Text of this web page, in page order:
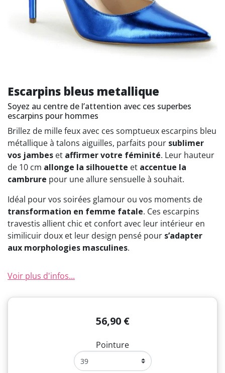
Escarpins bleus metallique
Soyez au centre de l’attention avec ces superbes
escarpins pour hommes
Brillez de mille feux avec ces somptueux escarpins bleu
métallique à talons aiguilles, parfaits pour sublimer
vos jambes et affirmer votre féminité. Leur hauteur
de 10 cm allonge la silhouette et accentue la
cambrure pour une allure sensuelle à souhait.
Idéal pour vos soirées glamour ou vos moments de
transformation en femme fatale. Ces escarpins
travestis allient chic et confort avec leur intérieur en
similicuir doux et leur design pensé pour s’adapter
aux morphologies masculines.
Voir plus d'infos...
56,90 €
Pointure